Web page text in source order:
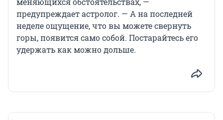
предупреждает астролог. — А на последней
неделе ощущение, что вы можете свернуть
горы, появится само собой. Постарайтесь его
удержать как можно дольше.